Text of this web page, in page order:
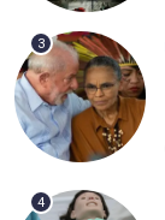
3
4